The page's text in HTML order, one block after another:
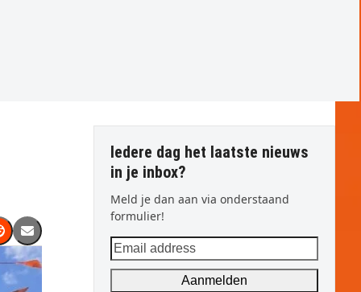
Iedere dag het laatste nieuws
in je inbox?
Meld je dan aan via onderstaand
formulier!
Email
address
Aanmelden